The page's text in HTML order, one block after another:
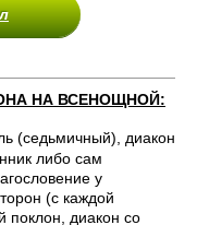
НА ВСЕНОЩНОЙ:
(седьмичный), диакон
либо сам
у
(с каждой
поклон, диакон со